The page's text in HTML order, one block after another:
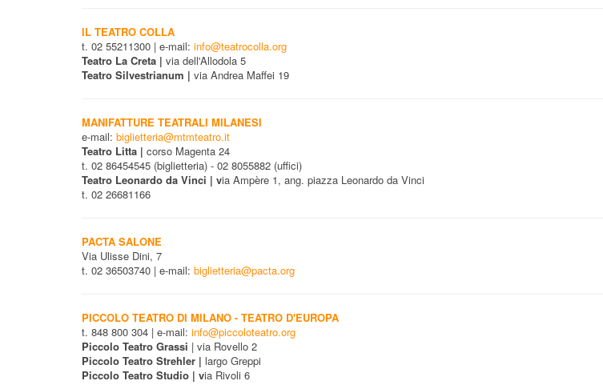
IL TEATRO COLLA
t. 02 55211300 | e-mail: info@teatrocolla.org
Teatro La Creta | via dell'Allodola 5
Teatro Silvestrianum | via Andrea Maffei 19
MANIFATTURE TEATRALI MILANESI
e-mail: biglietteria@mtmteatro.it
Teatro Litta | corso Magenta 24
t. 02 86454545 (biglietteria) - 02 8055882 (uffici)
Teatro Leonardo da Vinci | via Ampère 1, ang. piazza Leonardo da Vinci
t. 02 26681166
PACTA SALONE
Via Ulisse Dini, 7
t. 02 36503740 | e-mail: biglietteria@pacta.org
PICCOLO TEATRO DI MILANO - TEATRO D'EUROPA
t. 848 800 304 | e-mail: info@piccoloteatro.org
Piccolo Teatro Grassi | via Rovello 2
Piccolo Teatro Strehler | largo Greppi
Piccolo Teatro Studio | via Rivoli 6